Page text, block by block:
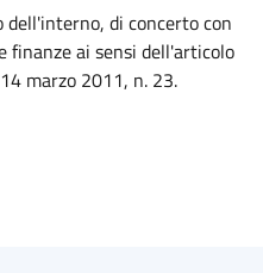
di concerto con
finanze ai sensi dell'articolo
marzo 2011, n. 23.